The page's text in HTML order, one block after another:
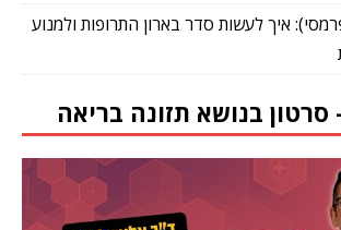
איך לעשות סדר בארון התרופות ולמנוע
בנושא תזונה בריאה